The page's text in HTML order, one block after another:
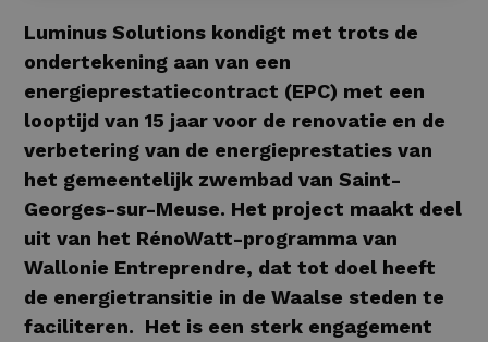
Luminus Solutions kondigt met trots de
ondertekening aan van een
energieprestatiecontract (EPC) met een
looptijd van 15 jaar voor de renovatie en de
verbetering van de energieprestaties van
het gemeentelijk zwembad van Saint-
Georges-sur-Meuse. Het project maakt deel
uit van het RénoWatt-programma van
Wallonie Entreprendre, dat tot doel heeft
de energietransitie in de Waalse steden te
faciliteren. Het is een sterk engagement